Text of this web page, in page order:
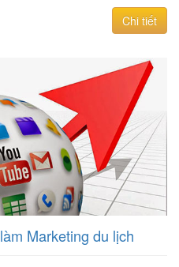
Chi tiết
Marketing du lịch